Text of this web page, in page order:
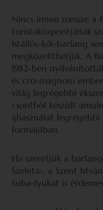
Nincs innen messze a
turistaközpontjának
Istállós-kői-barlang
megközelíthetjük. A
1982-ben
és cro-magnoni
világ legrégebbi
csontból készült
íjhasználat
formájában.
Ha szeretjük a
Szeleta-, a Szent
Suba-lyukat is